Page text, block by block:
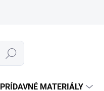
Hľadať
PRÍDAVNÉ MATERIÁLY